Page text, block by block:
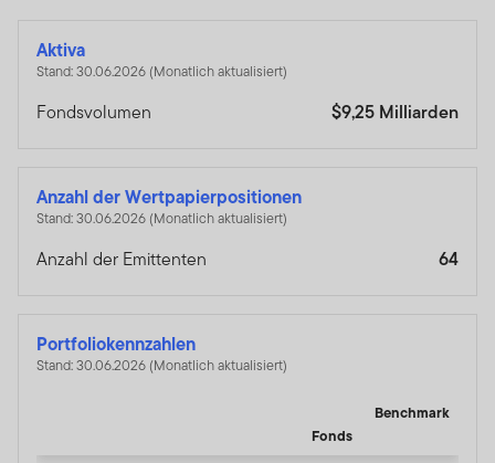
Aktiva
Stand: 30.06.2026 (Monatlich aktualisiert)
Fondsvolumen $9,25 Milliarden
Anzahl der Wertpapierpositionen
Stand: 30.06.2026 (Monatlich aktualisiert)
Anzahl der Emittenten 64
Portfoliokennzahlen
Stand: 30.06.2026 (Monatlich aktualisiert)
Fonds
Benchmark